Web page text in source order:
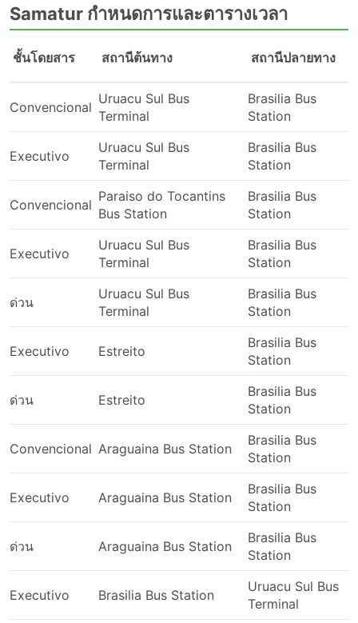
ข้อดีของการเดินทางด้วยรถบัส
รถบัสเป็นทางเลือกที่ดีที่สุดในการเดินทางไปยังจุดหมาย
ของรถโดยสารประจำทางก็มีมาอย่างยาวนาน
ตรงกันข้ามกับการเดินทางทางอากาศและการเดินทาง
ด้วยรถไฟในบางครั้ง การขึ้นรถประจำทางไม่จำเป็นต้อง
มาถึงสถานีขนส่งล่วงหน้ามากนัก การเช็คอินใช้เวลาไม่
อนุญาตมักจะเพียงพอกับผู้เดินทางมากและค่าธรรมเนียม
สำหรับสัมภาระเพิ่มเติมมักจะไม่สูงมากนัก ในกรณีที่มี
ตั๋วรถโดยสารมีราคาไม่แพงมากเมื่อเทียบกับตั๋วเครื่อง
บินหรือรถไฟด่วน มีตั๋วหลายชั้นให้เลือกสำหรับทุกงบใน
กระเป๋าคุณเสมอ ตัวเลือกมาตรฐานที่ถูกกว่าอาจช้าไป
หน่อยและไม่ได้ให้ความสะดวกสบายสูงสุดตามที่คุณ
จุดหมายปลายทาง ในบางเส้นทางที่คุณต้องเดินทางนาน
ห้องน้ำหรือจุดแวะเข้าห้องน้ำ รวมถึงของว่าง น้ำ และ
หากคุณพร้อมที่จะใช้จ่ายมากขึ้น รถบัสวีไอพีบางคัน
เสนอที่นั่งที่เทียบได้กับชั้นธุรกิจบนเครื่องบินที่มีที่นั่งปรับ
เอนได้กว้างนุ่ม ผ้าห่ม ผู้โดยสารน้อย และสิทธิพิเศษอื่น ๆ
อีกมากมายที่จะทำให้การเดินทางของคุณเป็นการเดิน
สถานีขนส่งระหว่างเมืองที่ใหม่กว่ามักจะตั้งอยู่นอกเมือง
ใกล้กับทางหลวงที่ใหญ่ เพื่อให้รถประจำทางสามารถ
หลีกเลี่ยงความแออัดในเมือง แต่น่าเสียดายว่า การเดิน
ทางอาจสร้างความท้าทายเพิ่มเติมให้กับนักเดินทางด้วย
Samatur กำหนดการและตารางเวลา
ชั้นโดยสาร สถานีต้นทาง สถานีปลายทาง
Convencional
Uruacu Sul Bus
Terminal
Brasilia Bus
Station
Executivo
Uruacu Sul Bus
Terminal
Brasilia Bus
Station
Convencional
Paraiso do Tocantins
Bus Station
Brasilia Bus
Station
Executivo
Uruacu Sul Bus
Terminal
Brasilia Bus
Station
ด่วน
Uruacu Sul Bus
Terminal
Brasilia Bus
Station
Executivo Estreito
Brasilia Bus
Station
ด่วน Estreito
Brasilia Bus
Station
Convencional Araguaina Bus Station
Brasilia Bus
Station
Executivo Araguaina Bus Station
Brasilia Bus
Station
ด่วน Araguaina Bus Station
Brasilia Bus
Station
Executivo Brasilia Bus Station
Uruacu Sul Bus
Terminal